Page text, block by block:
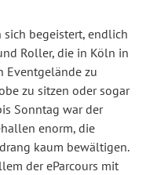
begeistert, endlich
Roller, die in Köln in
Eventgelände zu
zu sitzen oder sogar
Sonntag war der
enorm, die
kaum bewältigen.
der eParcours mit